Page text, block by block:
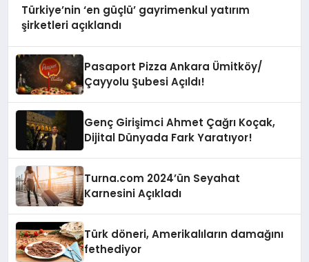
Türkiye’nin ‘en güçlü’ gayrimenkul yatırım
şirketleri açıklandı
Pasaport Pizza Ankara Ümitköy/
Çayyolu Şubesi Açıldı!
Genç Girişimci Ahmet Çağrı Koçak,
Dijital Dünyada Fark Yaratıyor!
Turna.com 2024’ün Seyahat
Karnesini Açıkladı
Türk döneri, Amerikalıların damağını
fethediyor